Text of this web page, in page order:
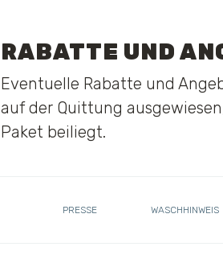
RABATTE UND
Eventuelle Rabatte und
auf der Quittung
Paket beiliegt.
PRESSE WASCHHINWEIS